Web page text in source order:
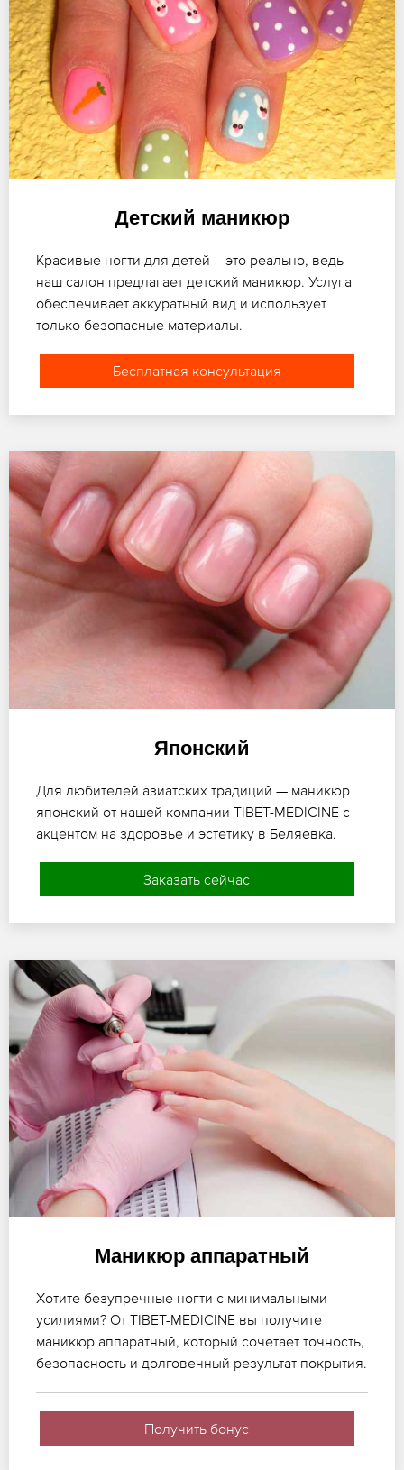
Детский маникюр
Красивые ногти для детей – это реально, ведь
наш салон предлагает детский маникюр. Услуга
обеспечивает аккуратный вид и использует
только безопасные материалы.
Бесплатная консультация
Японский
Для любителей азиатских традиций — маникюр
японский от нашей компании TIBET-MEDICINE с
акцентом на здоровье и эстетику в Беляевка.
Заказать сейчас
Маникюр аппаратный
Хотите безупречные ногти с минимальными
усилиями? От TIBET-MEDICINE вы получите
маникюр аппаратный, который сочетает точность,
безопасность и долговечный результат покрытия.
Получить бонус